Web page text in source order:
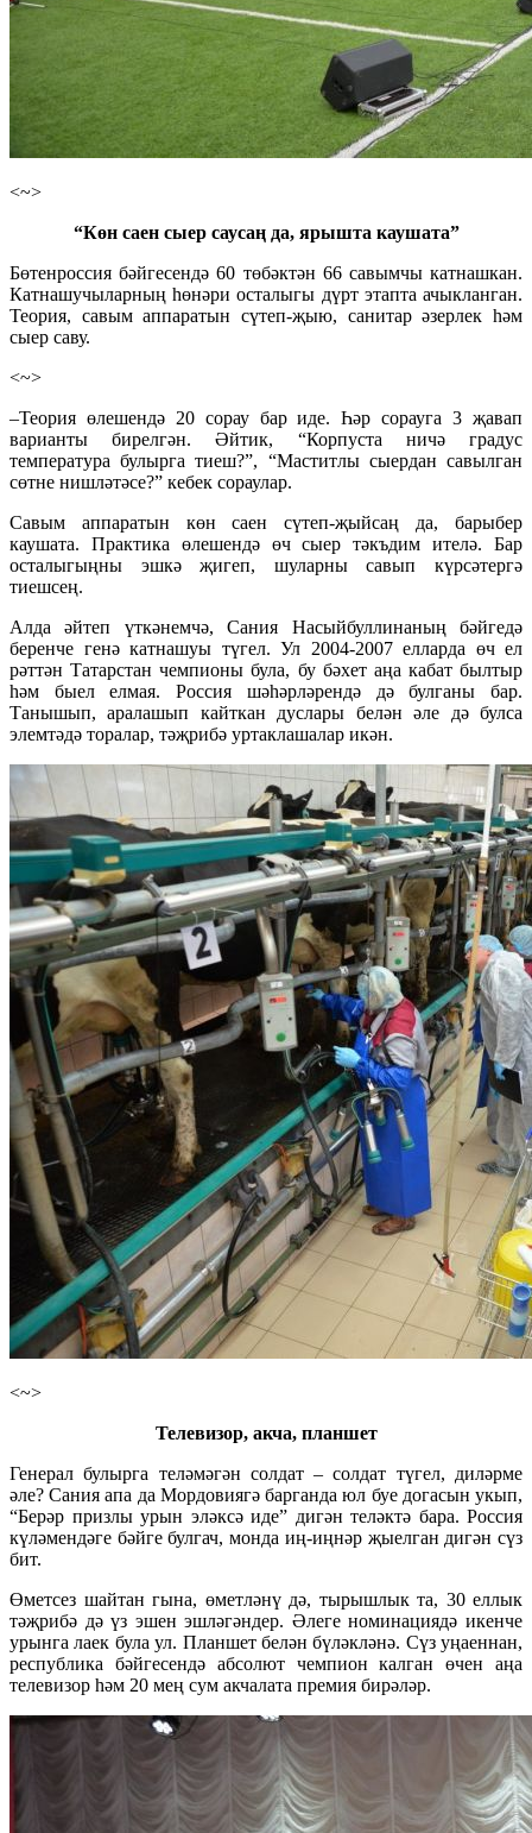
<~>
“Көн саен сыер саусаң да, ярышта каушата”
Бөтенроссия бәйгесендә 60 төбәктән 66 савымчы катнашкан.
Катнашучыларның һөнәри осталыгы дүрт этапта ачыкланган.
Теория, савым аппаратын сүтеп-җыю, санитар әзерлек һәм
сыер саву.
<~>
–Теория өлешендә 20 сорау бар иде. Һәр сорауга 3 җавап
варианты бирелгән. Әйтик, “Корпуста ничә градус
температура булырга тиеш?”, “Маститлы сыердан савылган
сөтне нишләтәсе?” кебек сораулар.
Савым аппаратын көн саен сүтеп-җыйсаң да, барыбер
каушата. Практика өлешендә өч сыер тәкъдим ителә. Бар
осталыгыңны эшкә җигеп, шуларны савып күрсәтергә
тиешсең.
Алда әйтеп үткәнемчә, Сания Насыйбуллинаның бәйгедә
беренче генә катнашуы түгел. Ул 2004-2007 елларда өч ел
рәттән Татарстан чемпионы була, бу бәхет аңа кабат былтыр
һәм быел елмая. Россия шәһәрләрендә дә булганы бар.
Танышып, аралашып кайткан дуслары белән әле дә булса
элемтәдә торалар, тәҗрибә уртаклашалар икән.
<~>
Телевизор, акча, планшет
Генерал булырга теләмәгән солдат – солдат түгел, диләрме
әле? Сания апа да Мордовиягә барганда юл буе догасын укып,
“Берәр призлы урын эләксә иде” дигән теләктә бара. Россия
күләмендәге бәйге булгач, монда иң-иңнәр җыелган дигән сүз
бит.
Өметсез шайтан гына, өметләнү дә, тырышлык та, 30 еллык
тәҗрибә дә үз эшен эшләгәндер. Әлеге номинациядә икенче
урынга лаек була ул. Планшет белән бүләкләнә. Сүз уңаеннан,
республика бәйгесендә абсолют чемпион калган өчен аңа
телевизор һәм 20 мең сум акчалата премия бирәләр.